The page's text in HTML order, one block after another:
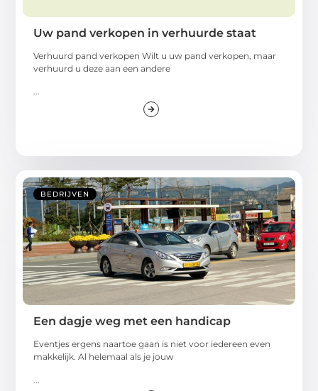
Uw pand verkopen in verhuurde staat
Verhuurd pand verkopen Wilt u uw pand verkopen, maar
verhuurd u deze aan een andere
...
BEDRIJVEN
Een dagje weg met een handicap
Eventjes ergens naartoe gaan is niet voor iedereen even
makkelijk. Al helemaal als je jouw